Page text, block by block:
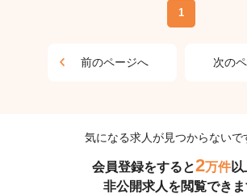
1
前のページへ 次の
気になる求人が見つからないで
会員登録をすると2万件以
非公開求人を閲覧でき